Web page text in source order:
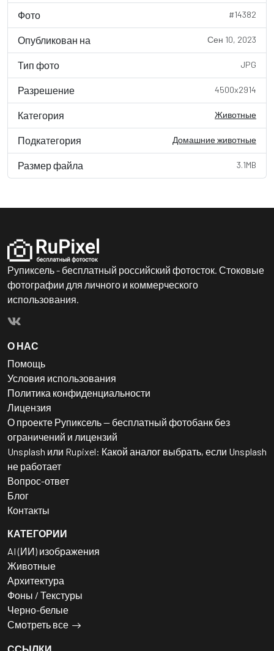
Фото #14382
Опубликован на Сен 10, 2023
Тип фото JPG
Разрешение 4500x2914
Категория Животные
Подкатегория Домашние животные
Размер файла 3.1MB
Рупиксель - бесплатный российский фотосток. Стоковые
фотографии для личного и коммерческого
использования.
О НАС
Помощь
Условия использования
Политика конфиденциальности
Лицензия
О проекте Рупиксель — бесплатный фотобанк без
ограничений и лицензий
Unsplash или Rupixel: Какой аналог выбрать, если Unsplash
не работает
Вопрос-ответ
Блог
Контакты
КАТЕГОРИИ
AI (ИИ) изображения
Животные
Архитектура
Фоны / Текстуры
Черно-белые
Смотреть все
ССЫЛКИ